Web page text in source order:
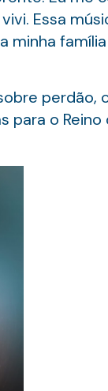
Essa
minha
perdão,
o Reino